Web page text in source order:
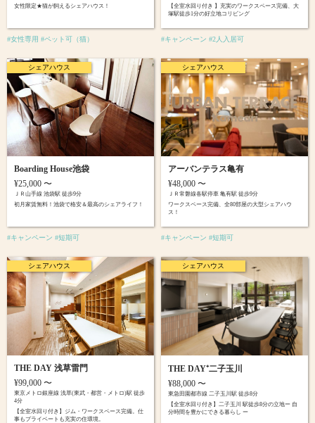
女性限定★猫が飼えるシェアハウス！
#女性専用 #ペット可（猫）
【全室水回り付き 】充実のワークスペース完備、大
塚駅徒歩1分の好立地コリビング
#キャンペーン #2人入居可
シェアハウス
Boarding House池袋
¥25,000 〜
ＪＲ山手線 池袋駅 徒歩9分
初月家賃無料！池袋で格安＆最高のシェアライフ！
#キャンペーン #短期可
シェアハウス
アーバンテラス亀有
¥48,000 〜
ＪＲ常磐線各駅停車 亀有駅 徒歩9分
ワークスペース完備、全80部屋の大型シェアハウ
ス！
#キャンペーン #短期可
シェアハウス
THE DAY 浅草雷門
¥99,000 〜
東京メトロ銀座線 浅草(東武・都営・メトロ)駅 徒歩
4分
【全室水回り付き】ジム・ワークスペース完備。仕
事もプライベートも充実の住環境。
シェアハウス
THE DAY⁺二子玉川
¥88,000 〜
東急田園都市線 二子玉川駅 徒歩8分
【全室水回り付き】二子玉川 駅徒歩8分の立地ー 自
分時間を豊かにできる暮らし ー